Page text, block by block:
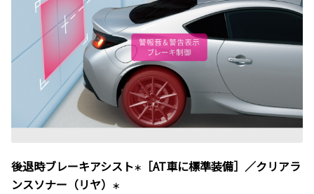
後退時ブレーキアシスト＊
［AT車に標準装備］／クリアラ
ンスソナー（リヤ）
＊